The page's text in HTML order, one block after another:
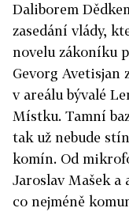
Daliborem
zasedání vlády,
novelu zákoníku
Gevorg Avetisjan
v areálu bývalé
Místku. Tamní
tak už nebude
komín. Od
Jaroslav Mašek a
co nejméně